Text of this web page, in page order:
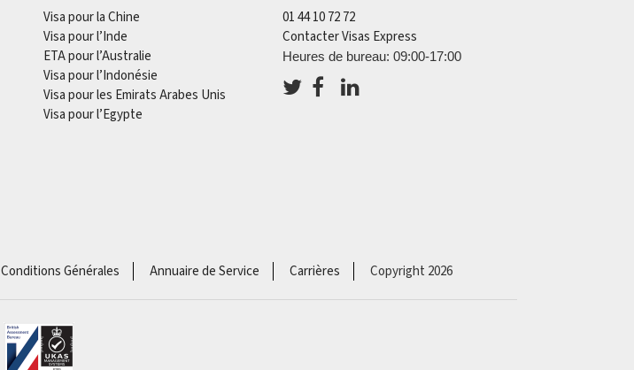
Visa pour la Chine
Visa pour l’Inde
ETA pour l’Australie
Visa pour l’Indonésie
Visa pour les Emirats Arabes Unis
Visa pour l’Egypte
01 44 10 72 72
Contacter Visas Express
Heures de bureau: 09:00-17:00
Conditions Générales Annuaire de Service Carrières Copyright 2026